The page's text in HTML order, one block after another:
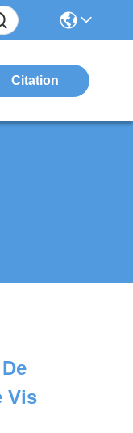
Citation
Vis